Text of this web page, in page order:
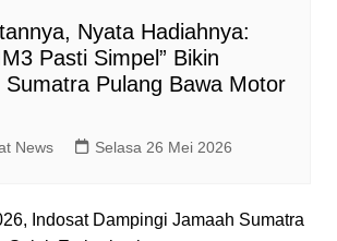
Nyata Hadiahnya:
Pasti Simpel” Bikin
Sumatra Pulang Bawa Motor
News Selasa 26 Mei 2026